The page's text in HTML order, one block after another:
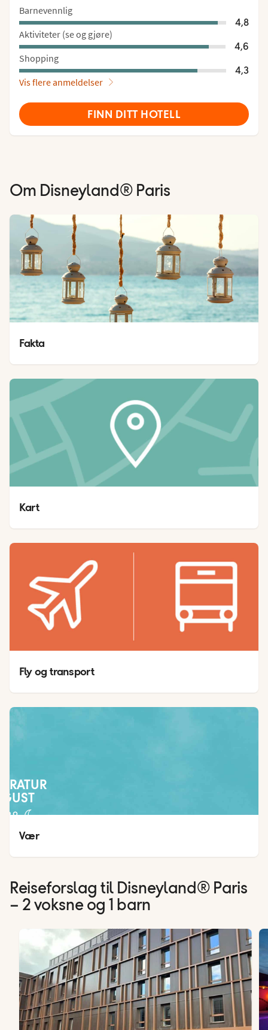
Barnevennlig
4,8
Aktiviteter (se og gjøre)
4,6
Shopping
4,3
Vis flere anmeldelser
FINN DITT HOTELL
Om Disneyland® Paris
Fakta
Kart
Fly og transport
°
Vær
Reiseforslag til Disneyland® Paris
– 2 voksne og 1 barn